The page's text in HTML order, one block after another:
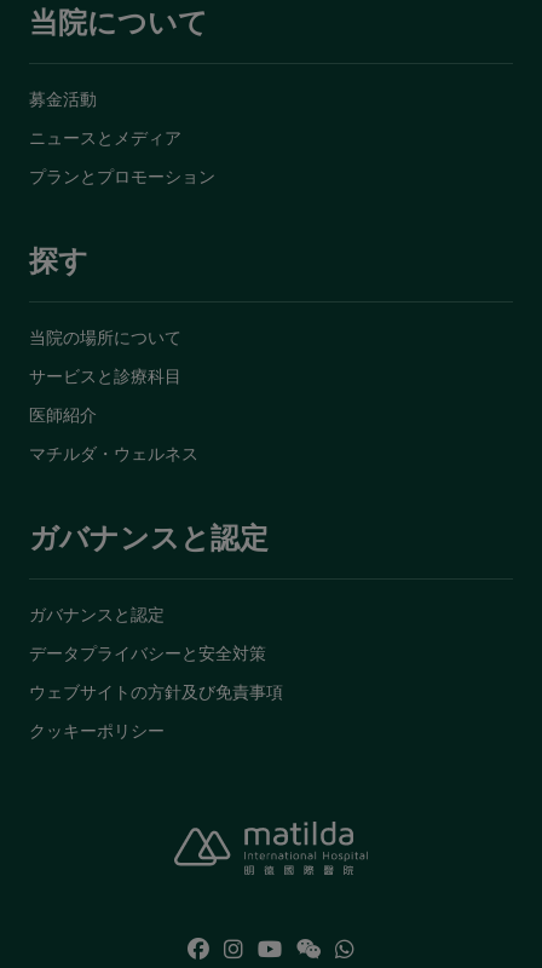
当院について
募金活動
ニュースとメディア
プランとプロモーション
探す
当院の場所について
サービスと診療科目
医師紹介
マチルダ・ウェルネス
ガバナンスと認定
ガバナンスと認定
データプライバシーと安全対策
ウェブサイトの方針及び免責事項
クッキーポリシー